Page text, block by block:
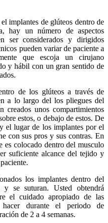
implantes de glúteos dentro de
hay un número de aspectos
ser considerados y dirigidos
pueden variar de paciente a
que escoja un cirujano
y hábil con un gran sentido de
de los glúteos a través de
a lo largo del los pliegues del
creados unos compartimientos
estos, o debajo de estos. De
el lugar de los implantes por el
con sus pros y sus contras. En
es colocado dentro del musculo
suficiente alcance del tejido y
los implantes dentro del
y se suturan. Usted obtendrá
el cuidado apropiado de las
durante el periodo de
de 2 a 4 semanas.